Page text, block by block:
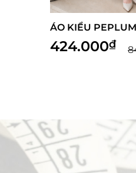
- SM838
848.000₫
ÁO